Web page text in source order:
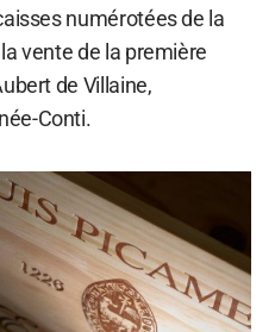
numérotées de la
vente de la première
de Villaine,
Conti.